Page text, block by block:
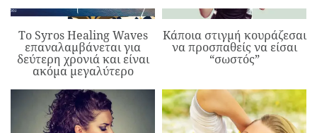
Το Syros Healing Waves
επαναλαμβάνεται για
δεύτερη χρονιά και είναι
ακόμα μεγαλύτερο
Κάποια στιγμή κουράζεσαι
να προσπαθείς να είσαι
“σωστός”